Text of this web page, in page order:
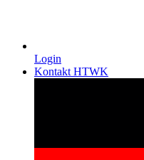
Login
Kontakt HTWK